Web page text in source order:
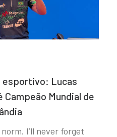
esportivo: Lucas
Campeão Mundial de
I’ll never forget